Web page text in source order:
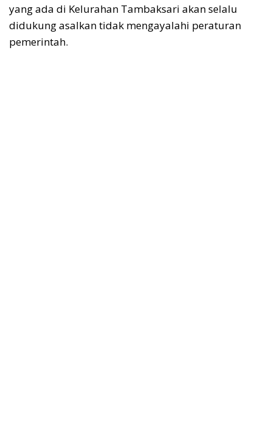
yang ada di Kelurahan Tambaksari akan selalu
didukung asalkan tidak mengayalahi peraturan
pemerintah.